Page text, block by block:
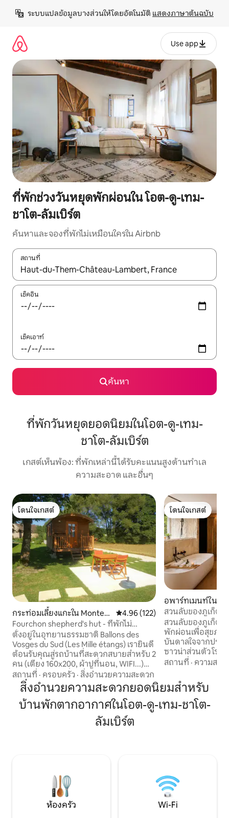
เนื้อหา
ระบบแปลข้อมูลบางส่วนให้โดยอัตโนมัติ แสดงภาษาต้นฉบับ
Use app
ที่พักช่วงวันหยุดพักผ่อนใน โอต-ดู-เทม-
ชาโต-ลัมเบิร์ต
ค้นหาและจองที่พักไม่เหมือนใครใน Airbnb
สถานที่
ใช้ลูกศรขึ้นลง หรือใช้การสัมผัสหรือปัด เพื่อสำรวจผลการค้นหา
เช็คอิน
เช็คเอาท์
ค้นหา
ที่พักวันหยุดยอดนิยมในโอต-ดู-เทม-
ชาโต-ลัมเบิร์ต
เกสต์เห็นพ้อง: ที่พักเหล่านี้ได้รับคะแนนสูงด้านทำเล
ความสะอาด และอื่นๆ
โดนใจเกสต์
โดนใจเกสต์
กระท่อมเลี้ยงแกะใน Montess
aux
คะแนนเฉลี่ย 4.96 จาก 5, 122 รีวิว
4.96 (122)
Fourchon shepherd's hut - ที่พักไม่
ธรรมดา
ตั้งอยู่ในอุทยานธรรมชาติ Ballons des
Vosges du Sud (Les Mille étangs) เรายินดี
ต้อนรับคุณสู่รถบ้านที่สะดวกสบายสำหรับ 2
คน (เตียง 160x200, ผ้าปูที่นอน, WIFI...)
อาหารเช้าแบบฝรั่งเศสหรือรัสเซีย,
อ่างอาบน้ำแบบนอร์ดิกส่วนตัวและซาวน่า
ตามคำขอ) คุณจะได้พักผ่อนอย่างเงียบสงบ
และล้อมรอบด้วยธรรมชาติ กิจกรรมกลาง
แจ้งมากมาย: เส้นทางเดินป่าที่มี
เครื่องหมาย บริการเช่าจักรยาน ใกล้กับสกี
สถานที่ · ครอบครัว · สิ่งอำนวยความสะดวก
โดนใจเกสต์
โดนใจเกสต์
อพาร์ทเมนท์ใน La
สวนลับของภูเก็ต -
สำหรับ 2 ท่าน
สวนลับของภูเก็ต ให้รางวัลตัวเองด้วยการ
พักผ่อนเพื่อสุขภา
บันดาลใจจากประเทศไทย จ
ซาวน่าส่วนตัว โร
สมจริง เตียงคิงไซ
มีอุปกรณ์ครบครัน
และแสงไฟที่นุ่มนว
ติกอย่างแท้จริงสำหรับคู่รัก ร
โนรามาที่งดงามเห
สถานที่ · ความสะอ
สิ่งอำนวยความสะดวกยอดนิยมสำหรับ
บ้านพักตากอากาศในโอต-ดู-เทม-ชาโต-
ลัมเบิร์ต
ห้องครัว Wi-Fi